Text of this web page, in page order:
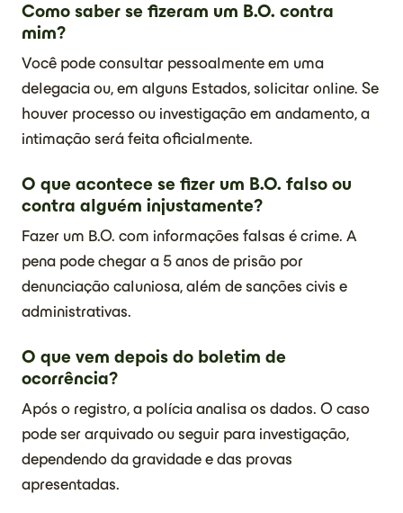
Como saber se fizeram um B.O. contra
mim?
Você pode consultar pessoalmente em uma
delegacia ou, em alguns Estados, solicitar online. Se
houver processo ou investigação em andamento, a
intimação será feita oficialmente.
O que acontece se fizer um B.O. falso ou
contra alguém injustamente?
Fazer um B.O. com informações falsas é crime. A
pena pode chegar a 5 anos de prisão por
denunciação caluniosa, além de sanções civis e
administrativas.
O que vem depois do boletim de
ocorrência?
Após o registro, a polícia analisa os dados. O caso
pode ser arquivado ou seguir para investigação,
dependendo da gravidade e das provas
apresentadas.